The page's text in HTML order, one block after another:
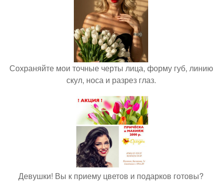
Сохраняйте мои точные черты лица, форму губ, линию
скул, носа и разрез глаз.
Девушки! Вы к приему цветов и подарков готовы?